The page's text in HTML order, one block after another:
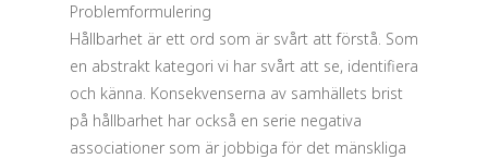
Problemformulering
Hållbarhet är ett ord som är svårt att förstå. Som
en abstrakt kategori vi har svårt att se, identifiera
och känna. Konsekvenserna av samhällets brist
på hållbarhet har också en serie negativa
associationer som är jobbiga för det mänskliga